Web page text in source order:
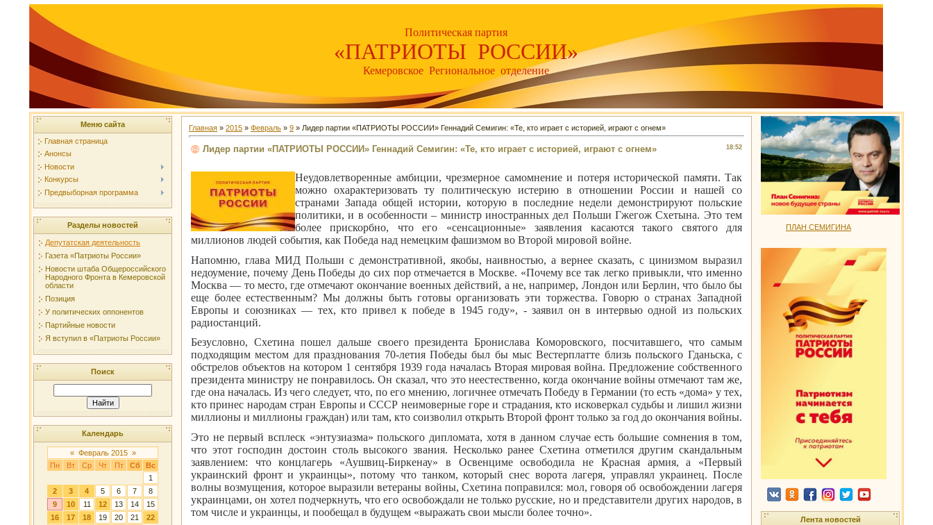
Политическая партия
«ПАТРИОТЫ РОССИИ»
Кемеровское Региональное отделение
Меню сайта
Главная страница
Анонсы
Новости
Конкурсы
Предвыборная программа
Разделы новостей
Депутатская деятельность
Газета «Патриоты России»
Новости штаба Общероссийского
Народного Фронта в Кемеровской
области
Позиция
У политических оппонентов
Партийные новости
Я вступил в «Патриоты России»
Поиск
Календарь
« Февраль 2015 »
Пн
Вт Ср Чт Пт Сб
Вс
1
2
3 4 5 6 7
8
9
10 11 12 13 14
15
16
17 18 19 20 21
22
Главная » 2015 » Февраль » 9 » Лидер партии «ПАТРИОТЫ РОССИИ» Геннадий Семигин: «Те, кто играет с историей, играют с огнем»
18:52
Лидер партии «ПАТРИОТЫ РОССИИ» Геннадий Семигин: «Те, кто играет с историей, играют с огнем»
Неудовлетворенные амбиции, чрезмерное самомнение и потеря исторической памяти. Так
можно охарактеризовать ту политическую истерию в отношении России и нашей со
странами Запада общей истории, которую в последние недели демонстрируют польские
политики, и в особенности – министр иностранных дел Польши Гжегож Схетына. Это тем
более прискорбно, что его «сенсационные» заявления касаются такого святого для
миллионов людей события, как Победа над немецким фашизмом во Второй мировой войне.
Напомню, глава МИД Польши с демонстративной, якобы, наивностью, а вернее сказать, с цинизмом выразил
недоумение, почему День Победы до сих пор отмечается в Москве. «Почему все так легко привыкли, что именно
Москва — то место, где отмечают окончание военных действий, а не, например, Лондон или Берлин, что было бы
еще более естественным? Мы должны быть готовы организовать эти торжества. Говорю о странах Западной
Европы и союзниках — тех, кто привел к победе в 1945 году», - заявил он в интервью одной из польских
радиостанций.
Безусловно, Схетина пошел дальше своего президента Бронислава Коморовского, посчитавшего, что самым
подходящим местом для празднования 70-летия Победы был бы мыс Вестерплатте близь польского Гданьска, с
обстрелов объектов на котором 1 сентября 1939 года началась Вторая мировая война. Предложение собственного
президента министру не понравилось. Он сказал, что это неестественно, когда окончание войны отмечают там же,
где она началась. Из чего следует, что, по его мнению, логичнее отмечать Победу в Германии (то есть «дома» у тех,
кто принес народам стран Европы и СССР неимоверные горе и страдания, кто исковеркал судьбы и лишил жизни
миллионы и миллионы граждан) или там, кто соизволил открыть Второй фронт только за год до окончания войны.
Это не первый всплеск «энтузиазма» польского дипломата, хотя в данном случае есть большие сомнения в том,
что этот господин достоин столь высокого звания. Несколько ранее Схетина отметился другим скандальным
заявлением: что концлагерь «Аушвиц-Биркенау» в Освенциме освободила не Красная армия, а «Первый
украинский фронт и украинцы», потому что танком, который снес ворота лагеря, управлял украинец. После
волны возмущения, которое выразили ветераны войны, Схетина поправился: мол, говоря об освобождении лагеря
украинцами, он хотел подчеркнуть, что его освобождали не только русские, но и представители других народов, в
том числе и украинцы, и пообещал в будущем «выражать свои мысли более точно».
ПЛАН СЕМИГИНА
Лента новостей